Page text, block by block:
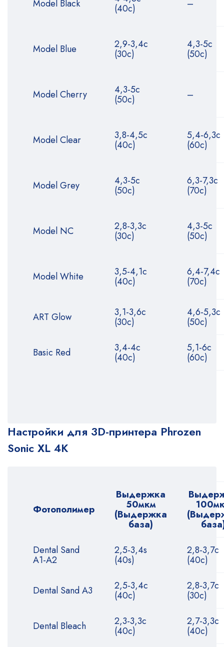
Model Black (40с) –
Model Blue 2,9-3,4с
(30с)
4,3-5с
(50с)
Model Cherry 4,3-5с
(50с) –
Model Clear 3,8-4,5с
(40с)
5,4-6,3с
(60с)
Model Grey 4,3-5с
(50с)
6,3-7,3с
(70с)
Model NC 2,8-3,3с
(30с)
4,3-5с
(50с)
Model White 3,5-4,1с
(40с)
6,4-7,4с
(70с)
ART Glow 3,1-3,6с
(30с)
4,6-5,3с
(50с)
Basic Red 3,4-4с
(40с)
5,1-6с
(60с)
Настройки для 3D-принтера Phrozen
Sonic XL 4K
Фотополимер
Выдержка
50мкм
(Выдержка
база)
Dental Sand
A1-A2
2,5-3,4s
(40s)
2,8-3,7с
(40с)
Dental Sand A3 2,5-3,4с
(40с)
2,8-3,7с
(30с)
Dental Bleach 2,3-3,3с
(40с)
2,7-3,3с
(40с)